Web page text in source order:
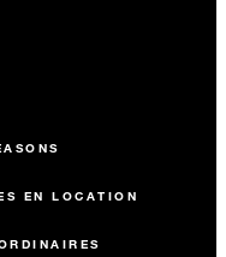
EN LOCATION